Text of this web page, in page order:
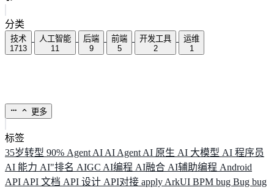
分类
技术
1713
人工智能
11
后端
9
前端
5
开发工具
2
运维
1
更多
标签
35岁转型 90% Agent AI AI Agent AI 原生 AI 大模型 AI 程序员
AI 能力 AI"排名 AIGC AI编程 AI融合 AI辅助编程 Android
API API 文档 API 设计 API对接 apply ArkUI BPM bug Bug bug